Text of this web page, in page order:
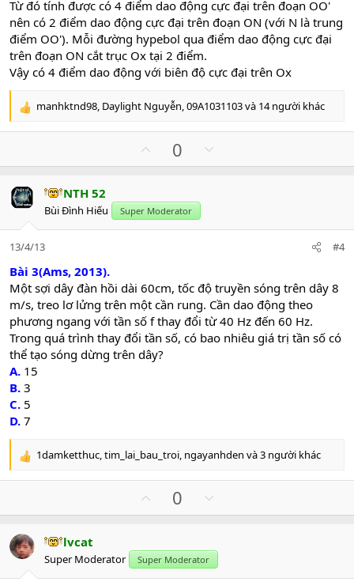
Từ đó tính được có 4 điểm dao động cực đại trên đoạn OO'
nên có 2 điểm dao động cực đại trên đoạn ON (với N là trung
điểm OO'). Mỗi đường hypebol qua điểm dao động cực đại
trên đoạn ON cắt trục Ox tại 2 điểm.
Vậy có 4 điểm dao động với biên độ cực đại trên Ox
R
t
i
o
n
s
:
manhktnd98, Daylight Nguyễn,09A1031103và 14 người khác
p
o
t
e
0
o
o
NTH 52
Bùi Đình Hiếu Super Moderator
13/4/13 #4
Bài 3(Ams, 2013).
Một sợi dây đàn hồi dài 60cm, tốc độ truyền sóng trên dây 8
m/s, treo lơ lửng trên một cần rung. Cần dao động theo
phương ngang với tần số f thay đổi từ 40 Hz đến 60 Hz.
Trong quá trình thay đổi tần số, có bao nhiêu giá trị tần số có
thể tạo sóng dừng trên dây?
A. 15
B. 3
C. 5
D. 7
R
t
i
o
n
1damketthuc,tim_lai_bau_troi, ngayanhden và 3 người khác
p
o
t
0
o
lvcat
Super Moderator Super Moderator